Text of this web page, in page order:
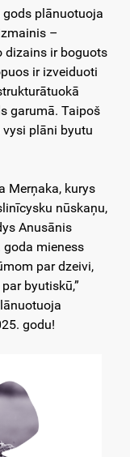
plānuotuoja
–
dizains ir boguots
ir izveiduoti
garumā. Taipoš
plāni byutu
Merņaka, kurys
nūskaņu,
Anusānis
mieness
par dzeivi,
byutiskū,”
godu!